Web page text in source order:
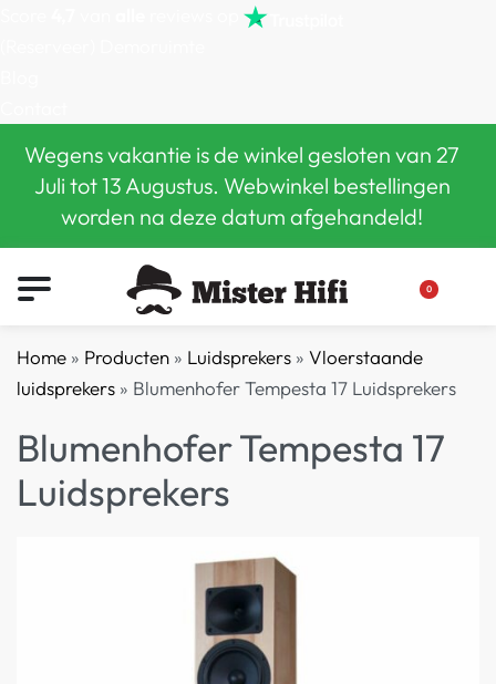
Wegens vakantie is de winkel gesloten van 27
Juli tot 13 Augustus. Webwinkel bestellingen
worden na deze datum afgehandeld!
0
Home » Producten » Luidsprekers » Vloerstaande
luidsprekers » Blumenhofer Tempesta 17 Luidsprekers
Blumenhofer Tempesta 17
Luidsprekers